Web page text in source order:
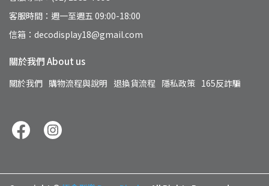
客服時間：週一至週五 09:00-18:00
信箱：decodisplay18@gmail.com
關於我們 About us
關於我們 購物流程與說明 退換貨流程 隱私政策 165反詐騙